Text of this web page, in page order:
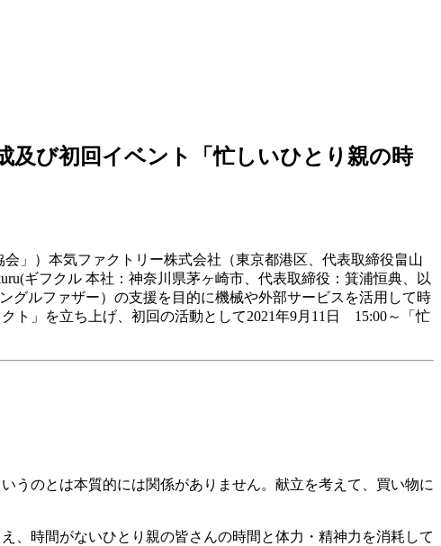
及び初回イベント「忙しいひとり親の時
」）本気ファクトリー株式会社（東京都港区、代表取締役畠山
ギフクル 本社：神奈川県茅ヶ崎市、代表取締役：箕浦恒典、以
グルファザー）の支援を目的に機械や外部サービスを活用して時
ト」を立ち上げ、初回の活動として2021年9月11日 15:00～「忙
うのとは本質的には関係がありません。献立を考えて、買い物に
、時間がないひとり親の皆さんの時間と体力・精神力を消耗して